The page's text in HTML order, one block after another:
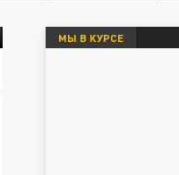
МЫ В КУРСЕ